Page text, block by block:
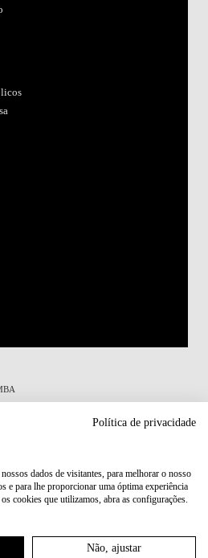
Política de privacidade
dados de visitantes, para melhorar o nosso
e para lhe proporcionar uma óptima experiência
cookies que utilizamos, abra as configurações.
Não, ajustar